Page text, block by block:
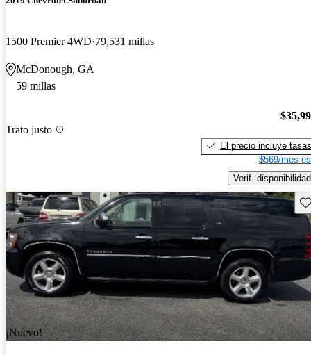
1500 Premier 4WD 79,531 millas
McDonough, GA
59 millas
Trato justo
El precio incluye tasas
$569/mes
Verif. disponibilidad
¡Nuevo!